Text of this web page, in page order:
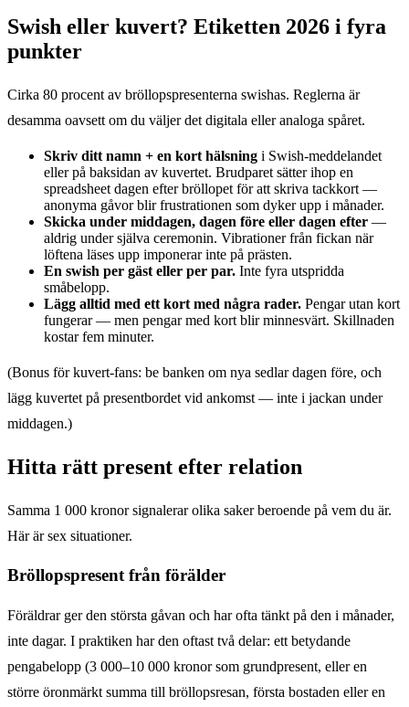
Swish eller kuvert? Etiketten 2026 i fyra
punkter
Cirka 80 procent av bröllopspresenterna swishas. Reglerna är
desamma oavsett om du väljer det digitala eller analoga spåret.
Skriv ditt namn + en kort hälsning i Swish-meddelandet
eller på baksidan av kuvertet. Brudparet sätter ihop en
spreadsheet dagen efter bröllopet för att skriva tackkort —
anonyma gåvor blir frustrationen som dyker upp i månader.
Skicka under middagen, dagen före eller dagen efter —
aldrig under själva ceremonin. Vibrationer från fickan när
löftena läses upp imponerar inte på prästen.
En swish per gäst eller per par. Inte fyra utspridda
småbelopp.
Lägg alltid med ett kort med några rader. Pengar utan kort
fungerar — men pengar med kort blir minnesvärt. Skillnaden
kostar fem minuter.
(Bonus för kuvert-fans: be banken om nya sedlar dagen före, och
lägg kuvertet på presentbordet vid ankomst — inte i jackan under
middagen.)
Hitta rätt present efter relation
Samma 1 000 kronor signalerar olika saker beroende på vem du är.
Här är sex situationer.
Bröllopspresent från förälder
Föräldrar ger den största gåvan och har ofta tänkt på den i månader,
inte dagar. I praktiken har den oftast två delar: ett betydande
pengabelopp (3 000–10 000 kronor som grundpresent, eller en
större öronmärkt summa till bröllopsresan, första bostaden eller en